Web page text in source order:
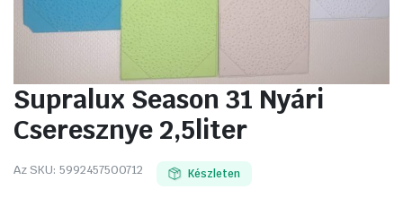
Supralux Season 31 Nyári
Cseresznye 2,5liter
Az SKU: 5992457500712 Készleten